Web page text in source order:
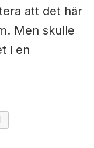
att det här
Men skulle
i en